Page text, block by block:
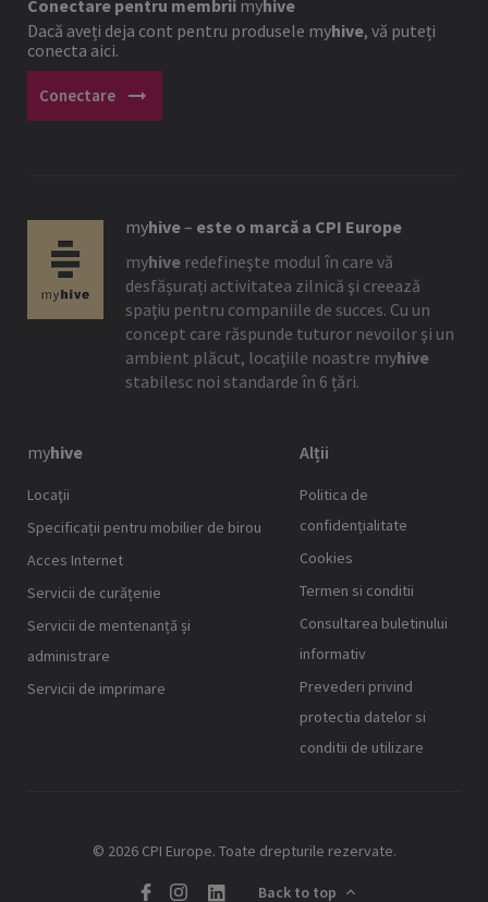
Conectare pentru membrii myhive
Dacă aveți deja cont pentru produsele myhive, vă puteți
conecta aici.
Conectare arrow_right_alt
myhive– este o marcă a CPI Europe
myhive redefineşte modul în care vă
desfășurați activitatea zilnică şi creează
spaţiu pentru companiile de succes. Cu un
concept care răspunde tuturor nevoilor şi un
ambient plăcut, locaţiile noastre myhive
stabilesc noi standarde în 6 țări.
myhive
Locaţii
Specificații pentru mobilier de birou
Acces Internet
Servicii de curățenie
Servicii de mentenanță și
administrare
Servicii de imprimare
Alții
Politica de
confidențialitate
Cookies
Termen si conditii
Consultarea buletinului
informativ
Prevederi privind
protectia datelor si
conditii de utilizare
© 2026 CPI Europe. Toate drepturile rezervate.
Back to top